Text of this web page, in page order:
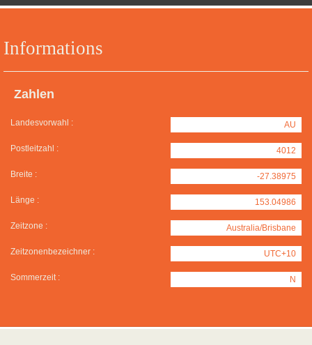
Informations
Zahlen
Landesvorwahl : AU
Postleitzahl : 4012
Breite : -27.38975
Länge : 153.04986
Zeitzone : Australia/Brisbane
Zeitzonenbezeichner : UTC+10
Sommerzeit : N